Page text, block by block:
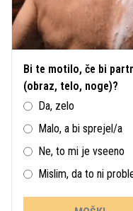
Bi te motilo, če bi
(obraz, telo, noge)?
Da, zelo
Malo, a bi sprejel/a
Ne, to mi je vseeno
Mislim, da to ni